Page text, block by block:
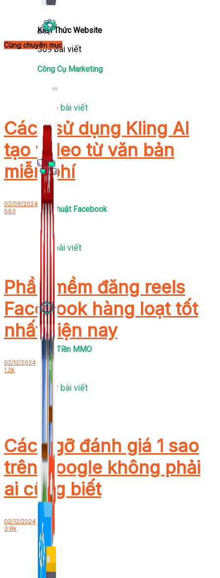
Kiến Thức Website
309 bài viết
Công Cụ Marketing
1,066 bài viết
Thủ Thuật Facebook
536 bài viết
Kiếm Tiền MMO
1,422 bài viết
Cùng chuyên mục
Cách sử dụng Kling AI
tạo video từ văn bản
miễn phí
02/09/2024
693
Phần mềm đăng reels
Facebook hàng loạt tốt
nhất hiện nay
02/12/2024
1.2k
Cách gỡ đánh giá 1 sao
trên Google không phải
ai cũng biết
02/12/2024
3.8k